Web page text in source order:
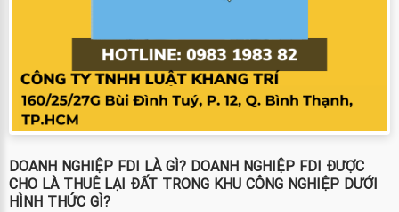
DOANH NGHIỆP FDI LÀ GÌ? DOANH NGHIỆP FDI ĐƯỢC
CHO LÀ THUÊ LẠI ĐẤT TRONG KHU CÔNG NGHIỆP DƯỚI
HÌNH THỨC GÌ?